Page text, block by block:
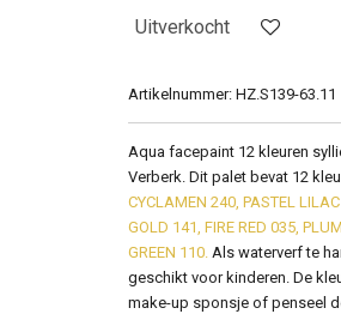
Uitverkocht
Artikelnummer: HZ.S139-63.11
Aqua facepaint 12 kleuren
Verberk. Dit palet bevat 12
CYCLAMEN 240, PASTEL
GOLD 141, FIRE RED 035,
GREEN 110. Als waterverf te
geschikt voor kinderen. De
make-up sponsje of penseel